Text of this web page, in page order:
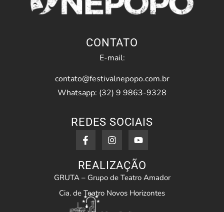
CONTATO
E-mail:
contato@festivalnepopo.com.br
Whatsapp: (32) 9 9863-9328
REDES SOCIAIS
REALIZAÇÃO
GRUTA – Grupo de Teatro Amador
Cia. de Teatro Novos Horizontes